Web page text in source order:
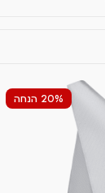
20% הנחה